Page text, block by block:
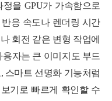
을 GPU가 가속함으로
응 속도나 렌더링 시간
회전 같은 변형 작업에
자는 큰 이미지도 부드
스마트 선명화 기능처럼
기로 빠르게 확인할 수